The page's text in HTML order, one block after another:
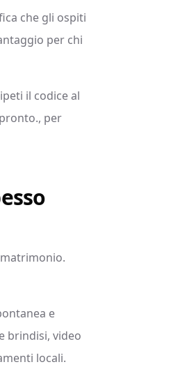
che gli ospiti
per chi
il codice al
per
e
brindisi, video
locali.